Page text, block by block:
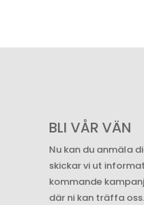
BLI VÅR VÄN
Nu kan du anmäla
skickar vi ut
kommande
där ni kan träffa oss.